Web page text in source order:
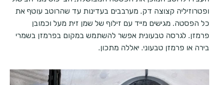
ופטרוזיליה קצוצה דק. מערבבים בעדינות עד שהרוטב עוטף את
כל הפסטה. מגישים מייד עם זילוף של שמן זית מעל וכמובן
פרמזן. לגרסה טבעונית אפשר להשתמש במקום בפרמזן בשמרי
בירה או פרמזן טבעוני. יאללה מתכון.